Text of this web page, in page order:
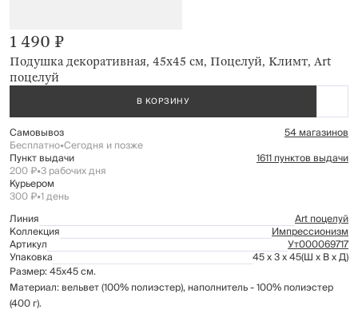
Подушка декоративная, 45х45 см, Поцелуй, Климт, Art
поцелуй
1 490 ₽
В КОРЗИНУ
Самовывоз 54 магазинов
Бесплатно•Сегодня и позже
Пункт выдачи 1611 пунктов выдачи
200 ₽•3 рабочих дня
Курьером
300 ₽•1 день
Линия
Art поцелуй
Коллекция Импрессионизм
Артикул Ут000069717
Упаковка 45 x 3 x 45(Ш x В x Д)
Размер: 45х45 см.
Материал: вельвет (100% полиэстер), наполнитель - 100% полиэстер
(400 г).